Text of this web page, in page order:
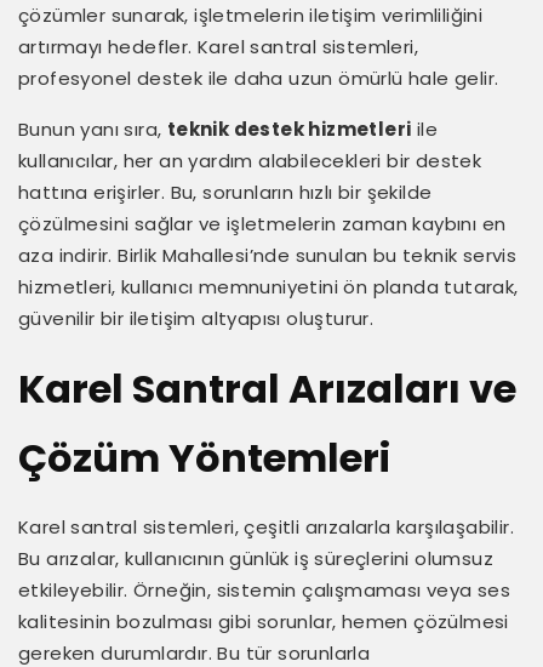
çözümler sunarak, işletmelerin iletişim verimliliğini
artırmayı hedefler. Karel santral sistemleri,
profesyonel destek ile daha uzun ömürlü hale gelir.
Bunun yanı sıra, teknik destek hizmetleri ile
kullanıcılar, her an yardım alabilecekleri bir destek
hattına erişirler. Bu, sorunların hızlı bir şekilde
çözülmesini sağlar ve işletmelerin zaman kaybını en
aza indirir. Birlik Mahallesi’nde sunulan bu teknik servis
hizmetleri, kullanıcı memnuniyetini ön planda tutarak,
güvenilir bir iletişim altyapısı oluşturur.
Karel Santral Arızaları ve
Çözüm Yöntemleri
Karel santral sistemleri, çeşitli arızalarla karşılaşabilir.
Bu arızalar, kullanıcının günlük iş süreçlerini olumsuz
etkileyebilir. Örneğin, sistemin çalışmaması veya ses
kalitesinin bozulması gibi sorunlar, hemen çözülmesi
gereken durumlardır. Bu tür sorunlarla